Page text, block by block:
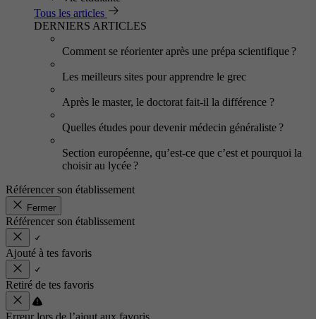
Tous les articles
DERNIERS ARTICLES
Comment se réorienter après une prépa scientifique ?
Les meilleurs sites pour apprendre le grec
Après le master, le doctorat fait-il la différence ?
Quelles études pour devenir médecin généraliste ?
Section européenne, qu’est-ce que c’est et pourquoi la
choisir au lycée ?
Référencer son établissement
Fermer
Référencer son établissement
Ajouté à tes favoris
Retiré de tes favoris
Erreur lors de l’ajout aux favoris